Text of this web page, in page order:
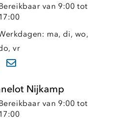
van 9:00 tot
17:00
ma, di, wo,
vr
Nijkamp
van 9:00 tot
17:00